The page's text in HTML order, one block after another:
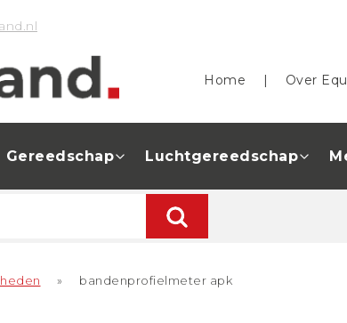
Home | Over
Gereedschap Luchtgereedschap
» bandenprofielmeter apk